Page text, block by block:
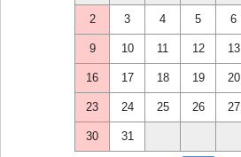
2 3 4 5 6
9 10 11 12 13
16 17 18 19 20
23 24 25 26 27
30 31